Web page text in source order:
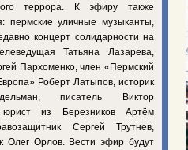
террора. К эфиру также
пермские уличные музыканты,
концерт солидарности на
Татьяна Лазарева,
Пархоменко, член «Пермский
Роберт Латыпов, историк
писатель Виктор
юрист из Березников Артём
Сергей Трутнев,
Олег Орлов. Вести эфир будут